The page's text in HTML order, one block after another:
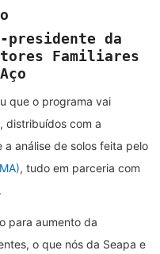
da
Familiares
que o programa vai
distribuídos com a
a análise de solos feita pelo
, tudo em parceria com
para aumento da
o que nós da Seapa e